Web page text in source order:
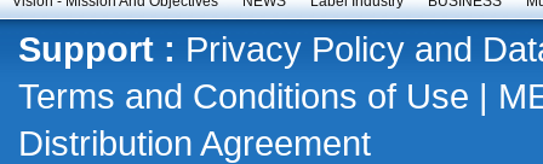
Support : Privacy Policy and
Terms and Conditions of Use |
Distribution Agreement